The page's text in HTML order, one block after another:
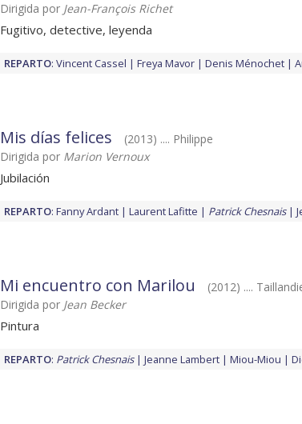
Dirigida por Jean-François Richet
Fugitivo, detective, leyenda
REPARTO: Vincent Cassel Freya Mavor Denis Ménochet
Mis días felices
(2013) .... Philippe
Dirigida por Marion Vernoux
Jubilación
REPARTO: Fanny Ardant Laurent Lafitte Patrick Chesnais
Mi encuentro con Marilou
(2012) ....
Dirigida por Jean Becker
Pintura
REPARTO: Patrick Chesnais Jeanne Lambert Miou-Miou